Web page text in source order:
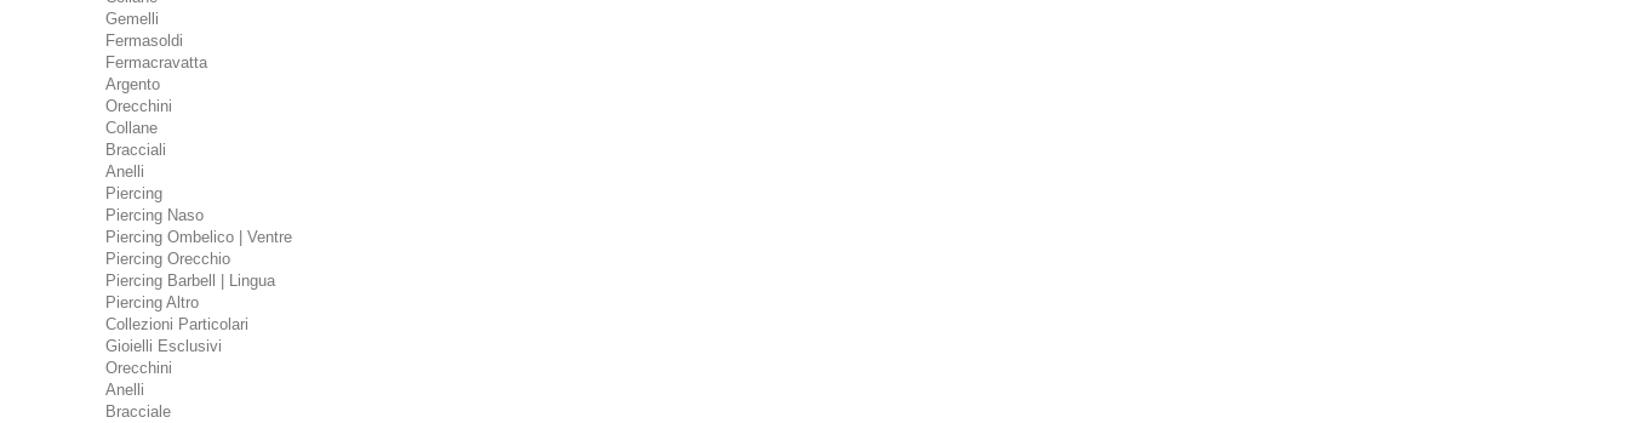
Gemelli
Fermasoldi
Fermacravatta
Argento
Orecchini
Collane
Bracciali
Anelli
Piercing
Piercing Naso
Piercing Ombelico | Ventre
Piercing Orecchio
Piercing Barbell | Lingua
Piercing Altro
Collezioni Particolari
Gioielli Esclusivi
Orecchini
Anelli
Bracciale